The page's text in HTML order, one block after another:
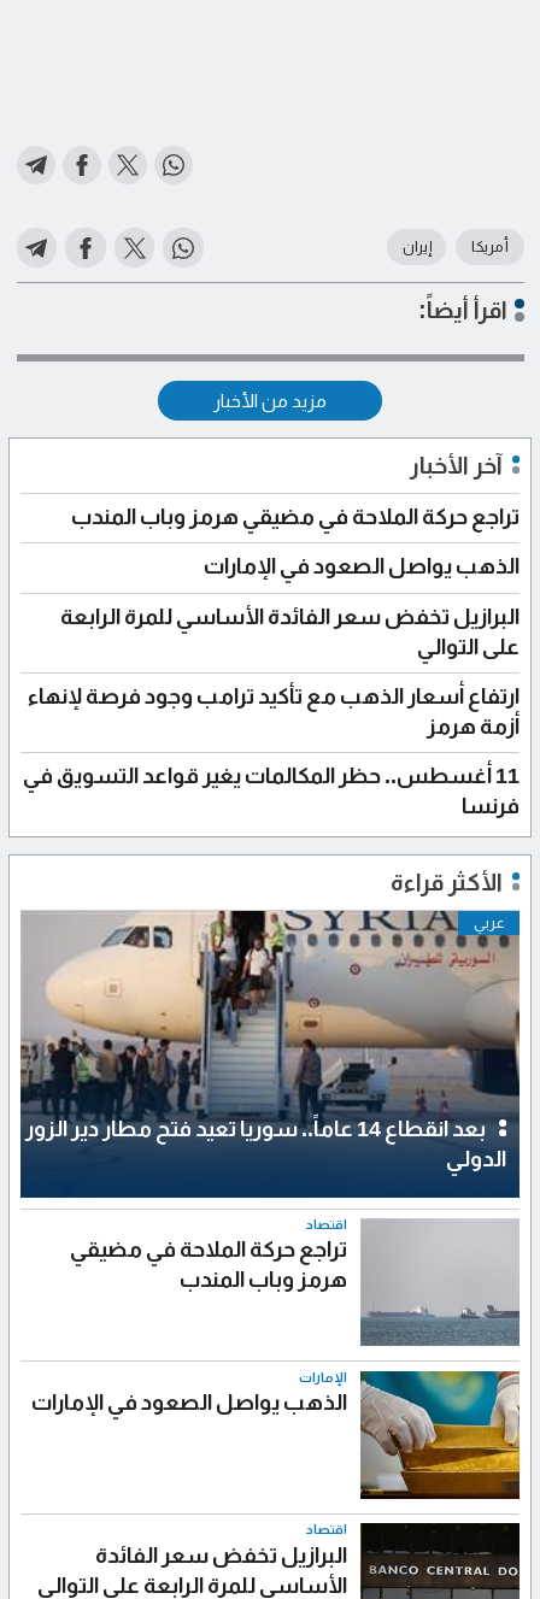
أمريكا إيران
اقرأ أيضاً:
مزيد من الأخبار
آخر الأخبار
تراجع حركة الملاحة في مضيقي هرمز وباب المندب
الذهب يواصل الصعود في الإمارات
البرازيل تخفض سعر الفائدة الأساسي للمرة الرابعة
على التوالي
ارتفاع أسعار الذهب مع تأكيد ترامب وجود فرصة لإنهاء
أزمة هرمز
11 أغسطس.. حظر المكالمات يغير قواعد التسويق في
فرنسا
الأكثر قراءة
عربي
بعد انقطاع 14 عاماً.. سوريا تعيد فتح مطار دير الزور
الدولي
اقتصاد
تراجع حركة الملاحة في مضيقي
هرمز وباب المندب
الإمارات
الذهب يواصل الصعود في الإمارات
اقتصاد
البرازيل تخفض سعر الفائدة
الأساسي للمرة الرابعة على التوالي